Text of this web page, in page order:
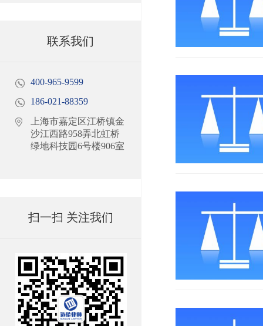
联系我们
400-965-9599
186-021-88359
上海市嘉定区江桥镇金
沙江西路958弄北虹桥
绿地科技园6号楼906室
扫一扫 关注我们